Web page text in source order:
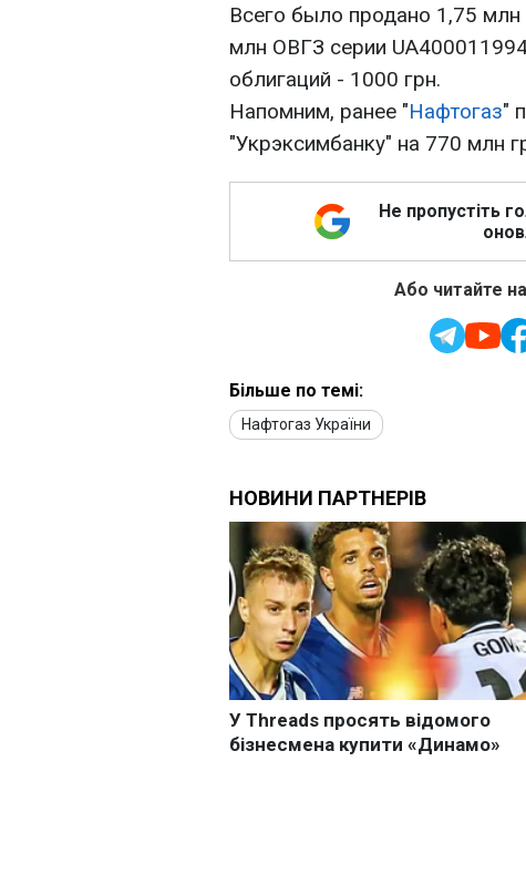
Всего было продано 1,75
млн ОВГЗ серии
облигаций - 1000 грн.
Напомним, ранее "Нафтогаз"
"Укрэксимбанку" на 770 млн
Не пропустіть
Або читайте
Більше по темі:
Нафтогаз України